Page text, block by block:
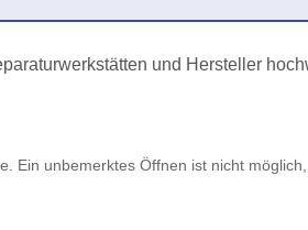
und Hersteller
Ein unbemerktes Öffnen ist nicht